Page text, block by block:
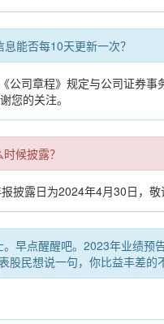
能否每10天更新一次？
司章程》规定与公司证券
您的关注。
候披露？
披露日为2024年4月30日，敬
点醒醒吧。2023年业绩预
民想说一句，你比益丰差的